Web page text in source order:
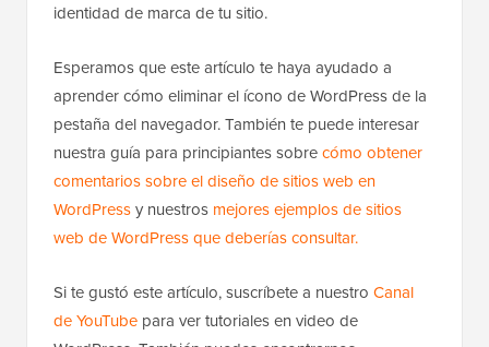
rel="icon"> adecuadas en el encabezado
Borra la caché del navegador y del sitio
Siguiendo estos consejos, tu favicon se mostrará
correctamente, se verá nítido y ayudará a fortalecer la
identidad de marca de tu sitio.
Esperamos que este artículo te haya ayudado a
pestaña del navegador. También te puede interesar
nuestra guía para principiantes sobrecómo obtener